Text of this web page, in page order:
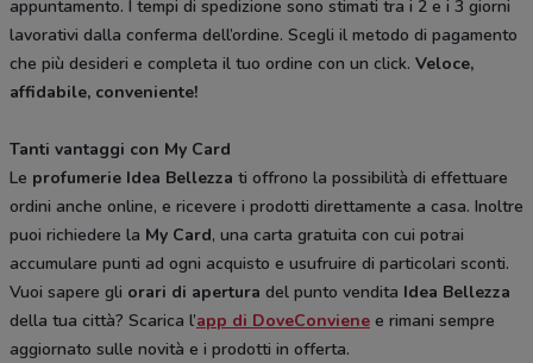
appuntamento. I tempi di spedizione sono stimati tra i 2 e i 3 giorni
lavorativi dalla conferma dell’ordine. Scegli il metodo di pagamento
che più desideri e completa il tuo ordine con un click. Veloce,
affidabile, conveniente!
Tanti vantaggi con My Card
Le profumerie Idea Bellezza ti offrono la possibilità di effettuare
ordini anche online, e ricevere i prodotti direttamente a casa. Inoltre
puoi richiedere la My Card, una carta gratuita con cui potrai
accumulare punti ad ogni acquisto e usufruire di particolari sconti.
Vuoi sapere gli orari di apertura del punto vendita Idea Bellezza
della tua città? Scarica l’app di DoveConviene e rimani sempre
aggiornato sulle novità e i prodotti in offerta.